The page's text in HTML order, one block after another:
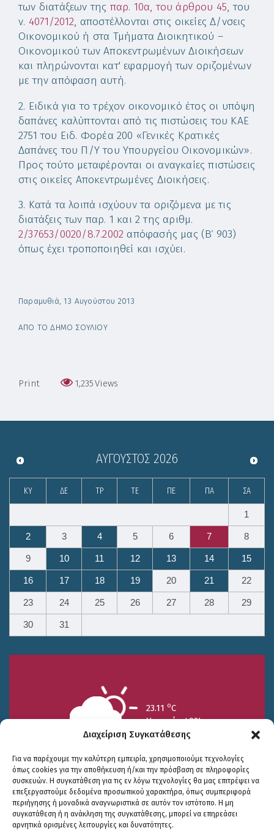
Διαχείριση Συγκατάθεσης
Για να παρέχουμε την καλύτερη εμπειρία, χρησιμοποιούμε τεχνολογίες
όπως cookies για την αποθήκευση ή/και την πρόσβαση σε πληροφορίες
συσκευών. Η συγκατάθεση για τις εν λόγω τεχνολογίες θα μας επιτρέψει να
επεξεργαστούμε δεδομένα προσωπικού χαρακτήρα, όπως συμπεριφορά
περιήγησης ή μοναδικά αναγνωριστικά σε αυτόν τον ιστότοπο. Η μη
συγκατάθεση ή η ανάκληση της συγκατάθεσης, μπορεί να επηρεάσει
αρνητικά ορισμένες λειτουργίες και δυνατότητες.
των διατάξεων της παρ. 10α, του άρθρου 45, του
ν. 4071/2012, αποστέλλονται στις οικείες Δ/νσεις
Οικονομικού ή στα Τμήματα Διοικητικού –
Οικονομικού των Αποκεντρωμένων Διοικήσεων
και πληρώνονται κατ' εφαρμογή των οριζομένων
με την απόφαση αυτή.
2. Ειδικά για το τρέχον οικονομικό έτος οι υπόψη
δαπάνες καλύπτονται από τις πιστώσεις του ΚΑΕ
2751 του Ειδ. Φορέα 200 «Γενικές Κρατικές
Δαπάνες του Π/Υ του Υπουργείου Οικονομικών».
Προς τούτο μεταφέρονται οι αναγκαίες πιστώσεις
στις οικείες Αποκεντρωμένες Διοικήσεις.
3. Κατά τα λοιπά ισχύουν τα οριζόμενα με τις
διατάξεις των παρ. 1 και 2 της αριθμ.
2/37653/0020/8.7.2002 απόφασής μας (Β΄ 903)
όπως έχει τροποποιηθεί και ισχύει.
Παραμυθιά, 13 Αυγούστου 2013
ΑΠΟ ΤΟ ΔΗΜΟ ΣΟΥΛΙΟΥ
Print 1,235Views
ΑΎΓΟΥΣΤΟΣ 2026
ΚΥ ΔΕ ΤΡ ΤΕ ΠΕ ΠΑ ΣΑ
1
2 3 4 5 6 7 8
9 10 11 12 13 14 15
16 17 18 19 20 21 22
23 24 25 26 27 28 29
30 31
23.11 oC
Υγρασία 49%
25/7
15.73 oC
26/7
17.99oC
27/7
20.94oC